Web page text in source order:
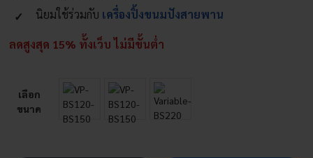
นิยมใช้ร่วมกับ เครื่องปิ้งขนมปังสายพาน
ลดสูงสุด 15% ทั้งเว็บ ไม่มีขั้นต่ำ
เลือก
ขนาด